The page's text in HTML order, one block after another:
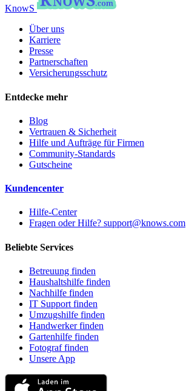
KnowS
Über uns
Karriere
Presse
Partnerschaften
Versicherungsschutz
Entdecke mehr
Blog
Vertrauen & Sicherheit
Hilfe und Aufträge für Firmen
Community-Standards
Gutscheine
Kundencenter
Hilfe-Center
Fragen oder Hilfe? support@knows.com
Beliebte Services
Betreuung finden
Haushaltshilfe finden
Nachhilfe finden
IT Support finden
Umzugshilfe finden
Handwerker finden
Gartenhilfe finden
Fotograf finden
Unsere App